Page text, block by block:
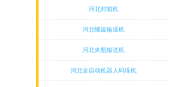
河北封箱机
河北螺旋输送机
河北夹瓶输送机
河北全自动机器人码垛机